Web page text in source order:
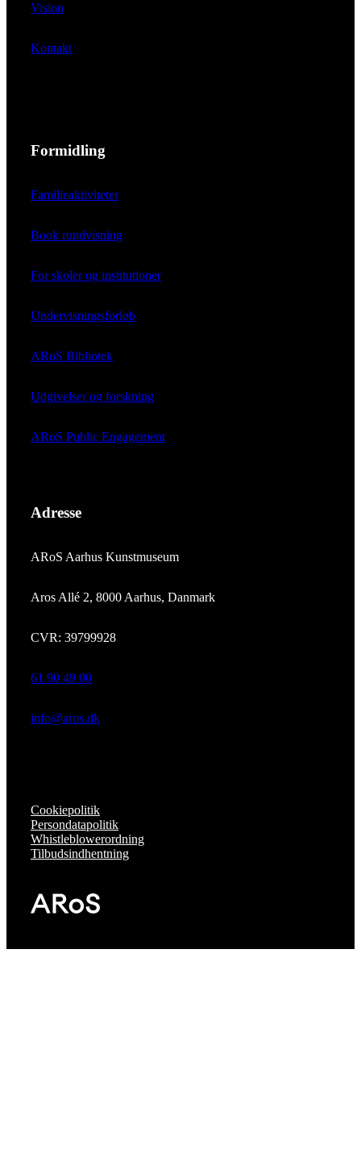
Vision
Kontakt
Formidling
Familieaktiviteter
Book rundvisning
For skoler og institutioner
Undervisningsforløb
ARoS Bibliotek
Udgivelser og forskning
ARoS Public Engagement
Adresse
ARoS Aarhus Kunstmuseum
Aros Allé 2, 8000 Aarhus, Danmark
CVR: 39799928
61 90 49 00
info@aros.dk
Cookiepolitik
Persondatapolitik
Whistleblowerordning
Tilbudsindhentning